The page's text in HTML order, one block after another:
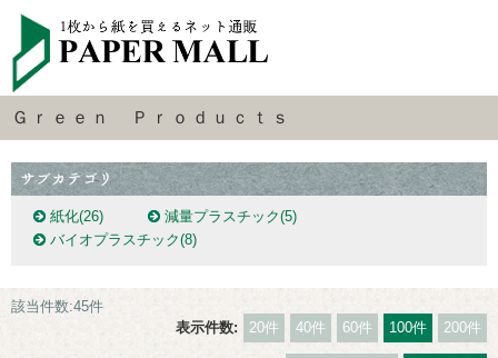
Ｇｒｅｅｎ Ｐｒｏｄｕｃｔｓ
紙化(26) 減量プラスチック(5)
バイオプラスチック(8)
該当件数:45件
表示件数:
20件 40件 60件 100件 200件